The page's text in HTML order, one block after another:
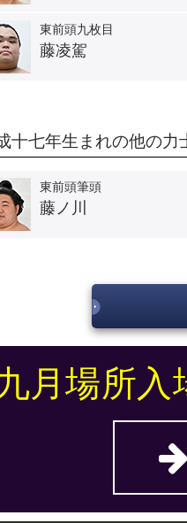
東前頭九枚目
藤凌駕
十七年生まれの他の力
東前頭筆頭
藤ノ川
月場所入